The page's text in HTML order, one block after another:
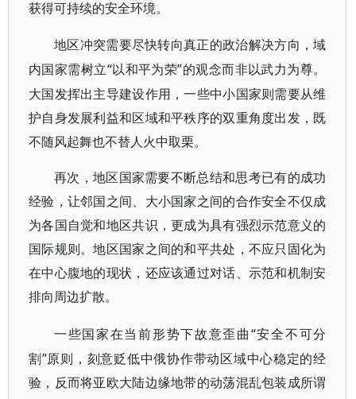
获得可持续的安全环境。
地区冲突需要尽快转向真正的政治解决方向，域
内国家需树立“以和平为荣”的观念而非以武力为尊。
大国发挥出主导建设作用，一些中小国家则需要从维
护自身发展利益和区域和平秩序的双重角度出发，既
不随风起舞也不替人火中取栗。
再次，地区国家需要不断总结和思考已有的成功
经验，让邻国之间、大小国家之间的合作安全不仅成
为各国自觉和地区共识，更成为具有强烈示范意义的
国际规则。地区国家之间的和平共处，不应只固化为
在中心腹地的现状，还应该通过对话、示范和机制安
排向周边扩散。
一些国家在当前形势下故意歪曲 “安全不可分
割”原则，刻意贬低中俄协作带动区域中心稳定的经
验，反而将亚欧大陆边缘地带的动荡混乱包装成所谓